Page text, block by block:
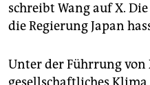
schreibt Wang auf X.
die Regierung Japan
Unter der Führrung